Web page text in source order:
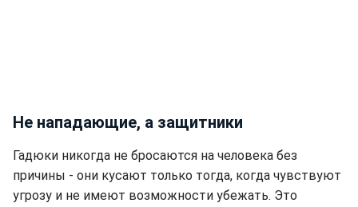
Не нападающие, а защитники
Гадюки никогда не бросаются на человека без
причины - они кусают только тогда, когда чувствуют
угрозу и не имеют возможности убежать. Это